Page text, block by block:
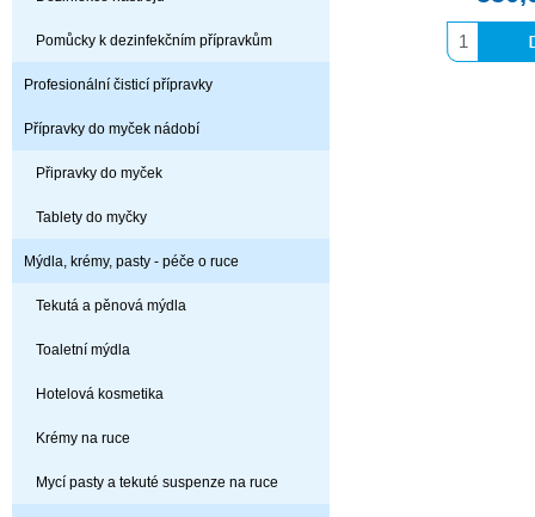
Pomůcky k dezinfekčním přípravkům
Profesionální čisticí přípravky
Přípravky do myček nádobí
Připravky do myček
Tablety do myčky
Mýdla, krémy, pasty - péče o ruce
Tekutá a pěnová mýdla
Toaletní mýdla
Hotelová kosmetika
Krémy na ruce
Mycí pasty a tekuté suspenze na ruce